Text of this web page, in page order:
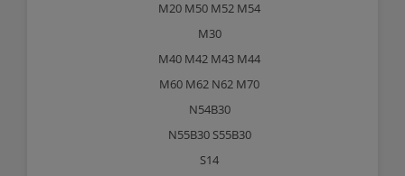
M20 M50 M52 M54
M30
M40 M42 M43 M44
M60 M62 N62 M70
N54B30
N55B30 S55B30
S14